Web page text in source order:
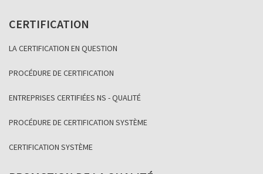
CERTIFICATION
LA CERTIFICATION EN QUESTION
PROCÉDURE DE CERTIFICATION
ENTREPRISES CERTIFIÉES NS - QUALITÉ
PROCÉDURE DE CERTIFICATION SYSTÈME
CERTIFICATION SYSTÈME